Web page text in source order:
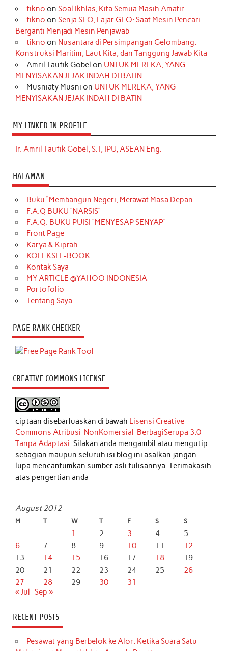
tikno on Soal Ikhlas, Kita Semua Masih Amatir
tikno on Senja SEO, Fajar GEO: Saat Mesin Pencari
Berganti Menjadi Mesin Penjawab
tikno on Nusantara di Persimpangan Gelombang:
Konstruksi Maritim, Laut Kita, dan Tanggung Jawab Kita
Amril Taufik Gobel on UNTUK MEREKA, YANG
MENYISAKAN JEJAK INDAH DI BATIN
Musniaty Musni on UNTUK MEREKA, YANG
MENYISAKAN JEJAK INDAH DI BATIN
MY LINKED IN PROFILE
Ir. Amril Taufik Gobel, S.T, IPU, ASEAN Eng.
HALAMAN
Buku “Membangun Negeri, Merawat Masa Depan
F.A.Q BUKU “NARSIS”
F.A.Q. BUKU PUISI “MENYESAP SENYAP”
Front Page
Karya & Kiprah
KOLEKSI E-BOOK
Kontak Saya
MY ARTICLE @YAHOO INDONESIA
Portofolio
Tentang Saya
PAGE RANK CHECKER
CREATIVE COMMONS LICENSE
ciptaan disebarluaskan di bawah Lisensi Creative
Commons Atribusi-NonKomersial-BerbagiSerupa 3.0
Tanpa Adaptasi. Silakan anda mengambil atau mengutip
sebagian maupun seluruh isi blog ini asalkan jangan
lupa mencantumkan sumber asli tulisannya. Terimakasih
atas pengertian anda
August 2012
M T W T F S S
1 2 3 4
5
6
7 8 9 10 11
12
13
14 15 16 17 18
19
20
21 22 23 24 25
26
27
28 29 30
31
« Jul Sep »
RECENT POSTS
Pesawat yang Berbelok ke Alor: Ketika Suara Satu